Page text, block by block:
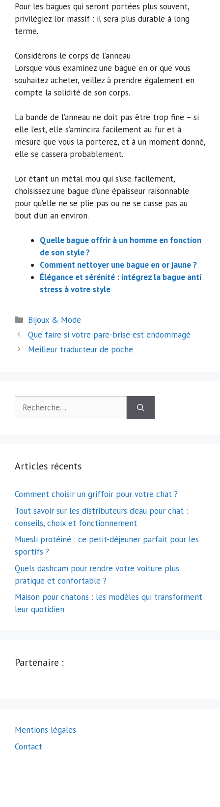
Pour les bagues qui seront portées plus souvent,
privilégiez l’or massif : il sera plus durable à long
terme.
Considérons le corps de l’anneau
Lorsque vous examinez une bague en or que vous
souhaitez acheter, veillez à prendre également en
compte la solidité de son corps.
La bande de l’anneau ne doit pas être trop fine – si
elle l’est, elle s’amincira facilement au fur et à
mesure que vous la porterez, et à un moment donné,
elle se cassera probablement.
L’or étant un métal mou qui s’use facilement,
choisissez une bague d’une épaisseur raisonnable
pour qu’elle ne se plie pas ou ne se casse pas au
bout d’un an environ.
Quelle bague offrir à un homme en fonction
de son style ?
Comment nettoyer une bague en or jaune ?
Élégance et sérénité : intégrez la bague anti
stress à votre style
Catégories
Bijoux & Mode
Navigation
des
Que faire si votre pare-brise est endommagé
Meilleur traducteur de poche
Articles récents
Comment choisir un griffoir pour votre chat ?
Tout savoir sur les distributeurs d’eau pour chat :
conseils, choix et fonctionnement
Muesli protéiné : ce petit-déjeuner parfait pour les
sportifs ?
Quels dashcam pour rendre votre voiture plus
pratique et confortable ?
Maison pour chatons : les modèles qui transforment
leur quotidien
Partenaire :
Mentions légales
Contact